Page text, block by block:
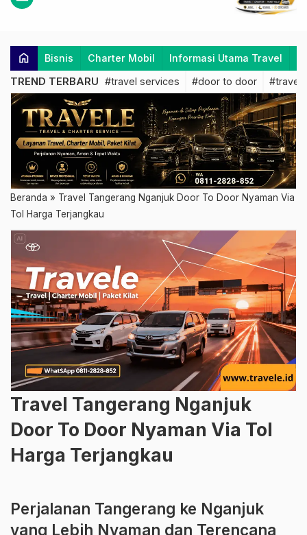
home Bisnis Charter Mobil Informasi Utama Travel
TREND TERBARU #travel services #door to door #travel
Beranda » Travel Tangerang Nganjuk Door To Door Nyaman Via
Tol Harga Terjangkau
Travel Tangerang Nganjuk
Door To Door Nyaman Via Tol
Harga Terjangkau
Perjalanan Tangerang ke Nganjuk
yang Lebih Nyaman dan Terencana